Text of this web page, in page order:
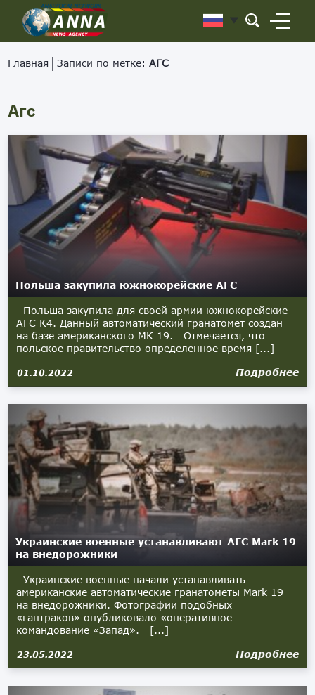
Главная Записи по метке:АГС
Агс
Польша закупила южнокорейские АГС
Польша закупила для своей армии южнокорейские
АГС К4. Данный автоматический гранатомет создан
на базе американского МК 19. Отмечается, что
польское правительство определенное время [...]
01.10.2022 Подробнее
Украинские военные устанавливают АГС Mark 19
на внедорожники
Украинские военные начали устанавливать
американские автоматические гранатометы Mark 19
на внедорожники. Фотографии подобных
«гантраков» опубликовало «оперативное
командование «Запад». [...]
23.05.2022 Подробнее